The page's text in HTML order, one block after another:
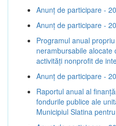
Anunț de participare -
Anunț de participare -
Programul anual
nerambursabile alocate
activităţi nonprofit de
Anunț de participare -
Raportul anual al
fondurile publice ale
Municipiul Slatina